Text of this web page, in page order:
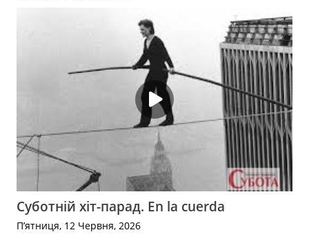
Суботній хіт-парад. En la cuerda
П’ятниця, 12 Червня, 2026